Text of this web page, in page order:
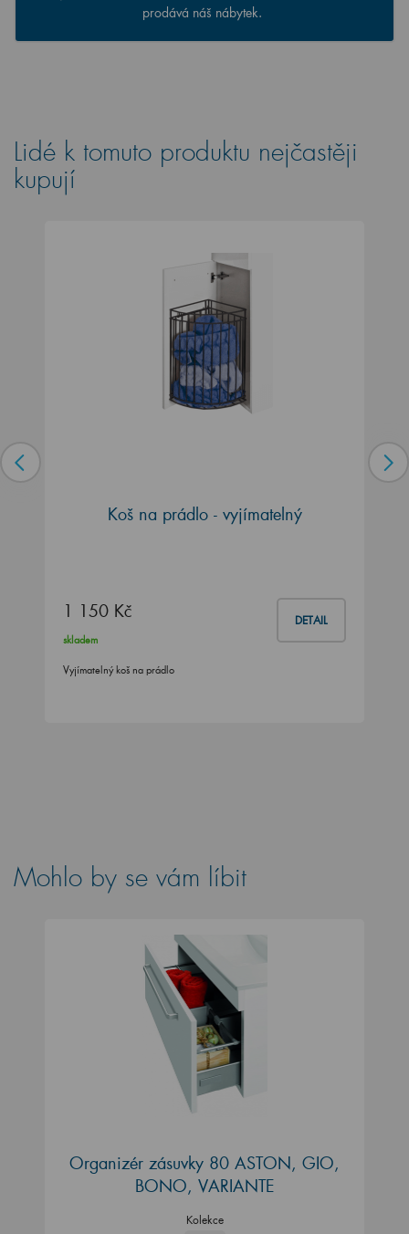
prodává náš nábytek.
Lidé k tomuto produktu nejčastěji
kupují
Koš na prádlo - vyjímatelný
1 150 Kč DETAIL
skladem
Vyjímatelný koš na prádlo
Mohlo by se vám líbit
Organizér zásuvky 80 ASTON, GIO,
BONO, VARIANTE
Kolekce